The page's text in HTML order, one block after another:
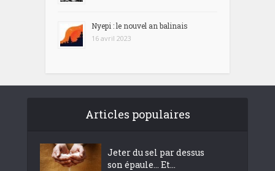
Nyepi : le nouvel an balinais
16 avril 2023
Articles populaires
Jeter du sel par dessus
son épaule… Et...